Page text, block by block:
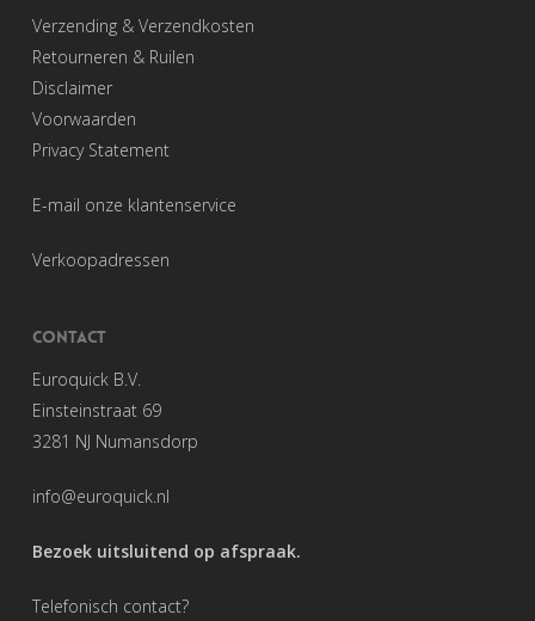
Verzending & Verzendkosten
Retourneren & Ruilen
Disclaimer
Voorwaarden
Privacy Statement
E-mail onze klantenservice
Verkoopadressen
CONTACT
Euroquick B.V.
Einsteinstraat 69
3281 NJ Numansdorp
info@euroquick.nl
Bezoek uitsluitend op afspraak.
Telefonisch contact?